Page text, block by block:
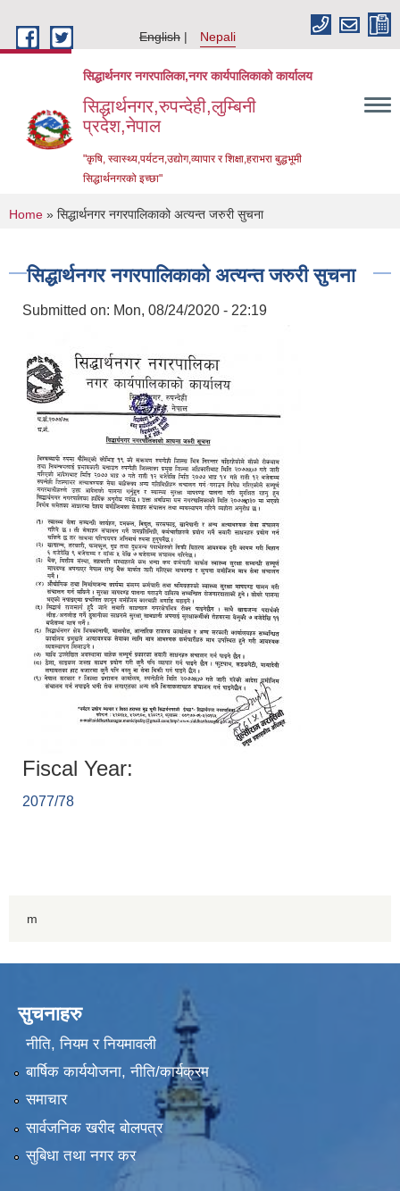
English
Nepali
सिद्धार्थनगर नगरपालिका,नगर कार्यपालिकाको कार्यालय
सिद्धार्थनगर,रुपन्देही,लुम्बिनी
प्रदेश,नेपाल
"कृषि, स्वास्थ्य,पर्यटन,उद्योग,व्यापार र शिक्षा,हराभरा बुद्धभूमी
सिद्धार्थनगरको इच्छा"
You are here
Home » सिद्धार्थनगर नगरपालिकाको अत्यन्त जरुरी सुचना
सिद्धार्थनगर नगरपालिकाको अत्यन्त जरुरी सुचना
Submitted on: Mon, 08/24/2020 - 22:19
Fiscal Year:
2077/78
m
सुचनाहरु
नीति, नियम र नियमावली
बार्षिक कार्ययोजना, नीति/कार्यक्रम
समाचार
सार्वजनिक खरीद बोलपत्र
सुबिधा तथा नगर कर